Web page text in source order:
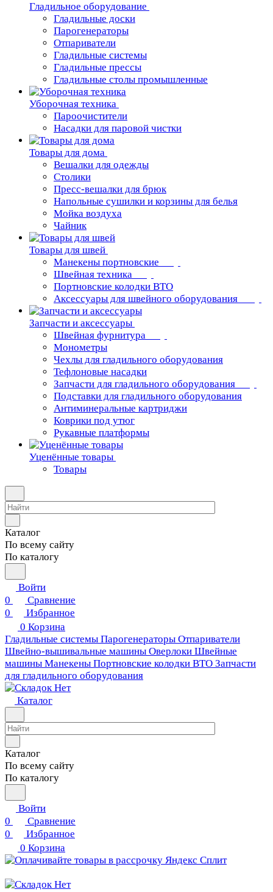
Гладильное оборудование
Гладильные доски
Парогенераторы
Отпариватели
Гладильные системы
Гладильные прессы
Гладильные столы промышленные
Уборочная техника
Пароочистители
Насадки для паровой чистки
Товары для дома
Вешалки для одежды
Столики
Пресс-вешалки для брюк
Напольные сушилки и корзины для белья
Мойка воздуха
Чайник
Товары для швей
Манекены портновские
Швейная техника
Портновские колодки ВТО
Аксессуары для швейного оборудования
Запчасти и аксессуары
Швейная фурнитура
Монометры
Чехлы для гладильного оборудования
Тефлоновые насадки
Запчасти для гладильного оборудования
Подставки для гладильного оборудования
Антиминеральные картриджи
Коврики под утюг
Рукавные платформы
Уценённые товары
Товары
Каталог
По всему сайту
По каталогу
Войти
0
Сравнение
0
Избранное
0 Корзина
Гладильные системы Парогенераторы Отпариватели
Швейно-вышивальные машины Оверлоки Швейные
машины Манекены Портновские колодки ВТО Запчасти
для гладильного оборудования
Каталог
Каталог
По всему сайту
По каталогу
Войти
0
Сравнение
0
Избранное
0 Корзина